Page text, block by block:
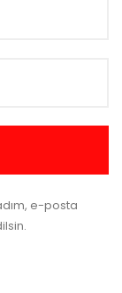
e-posta